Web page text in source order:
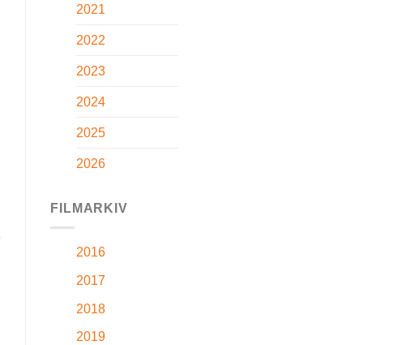
2021
2022
2023
2024
2025
2026
FILMARKIV
2016
2017
2018
2019